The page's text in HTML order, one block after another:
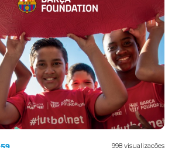
998 visualizações